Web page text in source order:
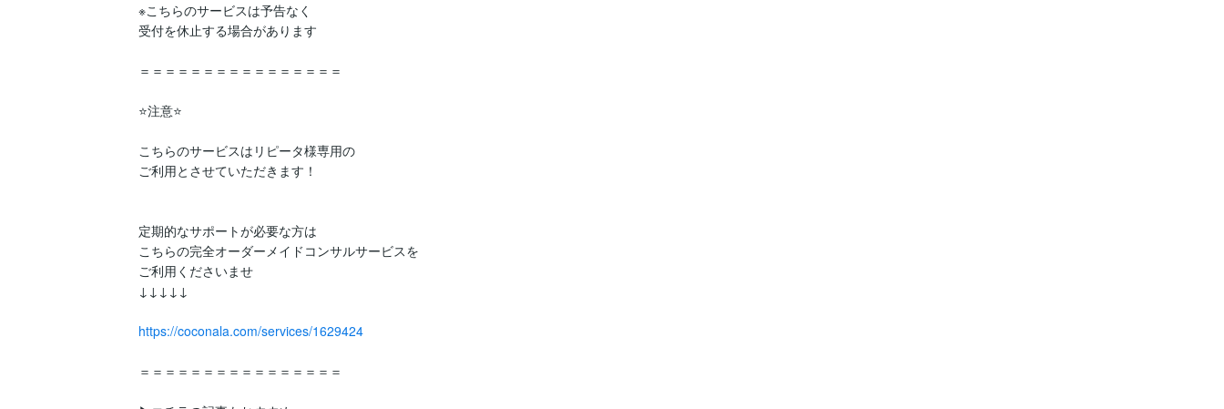
※こちらのサービスは予告なく
受付を休止する場合があります
＝＝＝＝＝＝＝＝＝＝＝＝＝＝＝＝
⭐️注意⭐️
こちらのサービスはリピータ様専用の
ご利用とさせていただきます！
定期的なサポートが必要な方は
こちらの完全オーダーメイドコンサルサービスを
ご利用くださいませ
↓↓↓↓↓
https://coconala.com/services/1629424
＝＝＝＝＝＝＝＝＝＝＝＝＝＝＝＝